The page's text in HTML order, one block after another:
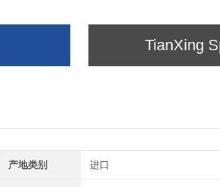
TianXing
产地类别 进口